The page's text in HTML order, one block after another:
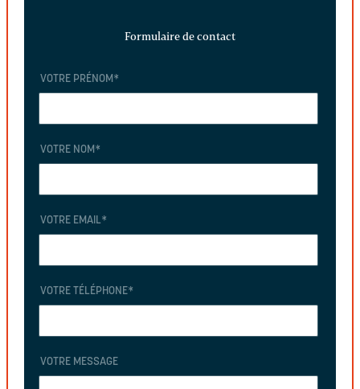
Formulaire de contact
VOTRE PRÉNOM *
VOTRE NOM *
VOTRE EMAIL*
VOTRE TÉLÉPHONE*
VOTRE MESSAGE